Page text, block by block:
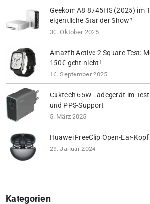
Geekom A8 8745HS (2025) im
eigentliche Star der Show?
30. Oktober 2025
Amazfit Active 2 Square Test:
150€ geht nicht!
16. September 2025
Cuktech 65W Ladegerät im
und PPS-Support
5. März 2025
Huawei FreeClip Open-Ear-
29. Januar 2024
Kategorien